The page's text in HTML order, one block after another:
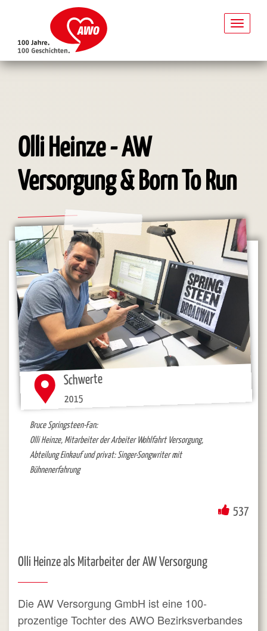
Olli Heinze - AW
Versorgung & Born To Run
Schwerte
2015
Bruce Springsteen-Fan:
Olli Heinze, Mitarbeiter der Arbeiter Wohlfahrt Versorgung,
Abteilung Einkauf und privat: Singer-Songwriter mit
Bühnenerfahrung
537
Olli Heinze als Mitarbeiter der AW Versorgung
Die AW Versorgung GmbH ist eine 100-
prozentige Tochter des AWO Bezirksverbandes